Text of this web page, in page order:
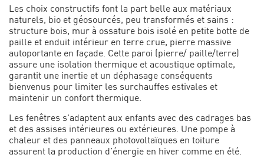
Les choix constructifs font la part belle aux matériaux
naturels, bio et géosourcés, peu transformés et sains :
structure bois, mur à ossature bois isolé en petite botte de
paille et enduit intérieur en terre crue, pierre massive
autoportante en façade. Cette paroi (pierre/ paille/terre)
assure une isolation thermique et acoustique optimale,
garantit une inertie et un déphasage conséquents
bienvenus pour limiter les surchauffes estivales et
maintenir un confort thermique.
Les fenêtres s’adaptent aux enfants avec des cadrages bas
et des assises intérieures ou extérieures. Une pompe à
chaleur et des panneaux photovoltaïques en toiture
assurent la production d’énergie en hiver comme en été.